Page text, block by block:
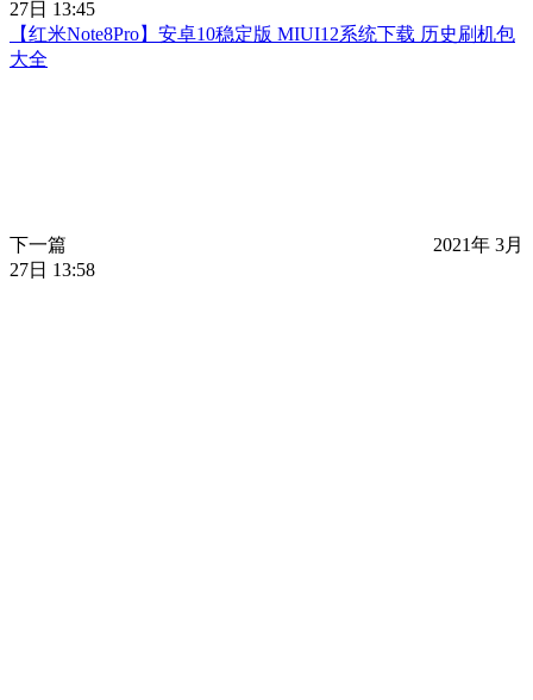
27日 13:45
【红米Note8Pro】安卓10稳定版 MIUI12系统下载 历史刷机包
大全
下一篇
2021年 3月
27日 13:58